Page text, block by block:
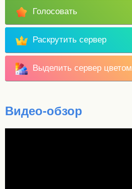
Голосовать
Раскрутить сервер
Выделить сервер цветом
Видео-обзор